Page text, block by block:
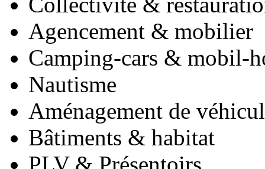
Agencement & mobilier
Camping-cars & mobil-
Nautisme
Aménagement de
Bâtiments & habitat